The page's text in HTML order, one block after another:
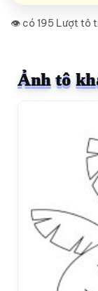
👁️ có 195 Lượt tô
Ảnh tô